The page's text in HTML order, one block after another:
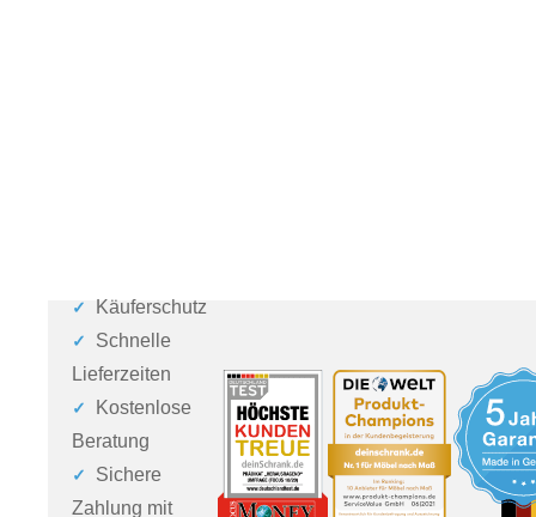
Käuferschutz
Schnelle
Lieferzeiten
Kostenlose
Beratung
Sichere
Zahlung mit